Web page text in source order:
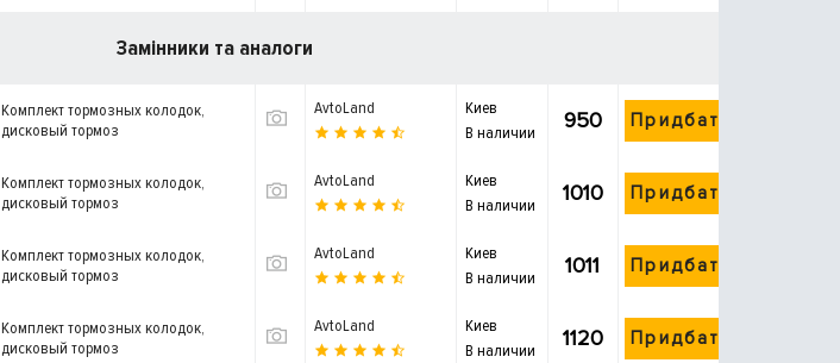
Замінники та аналоги
Комплект тормозных колодок,
дисковый тормоз
AvtoLand
Киев
В наличии
950 Придбати
Комплект тормозных колодок,
дисковый тормоз
AvtoLand
Киев
В наличии
1010 Придбати
Комплект тормозных колодок,
дисковый тормоз
AvtoLand
Киев
В наличии
1011 Придбати
Комплект тормозных колодок,
дисковый тормоз
AvtoLand
Киев
В наличии
1120 Придбати